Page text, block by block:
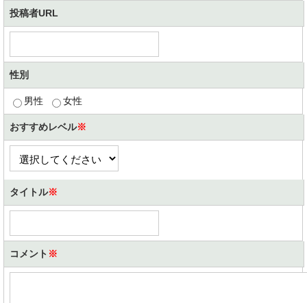
投稿者URL
性別
男性 女性
おすすめレベル※
タイトル※
コメント ※